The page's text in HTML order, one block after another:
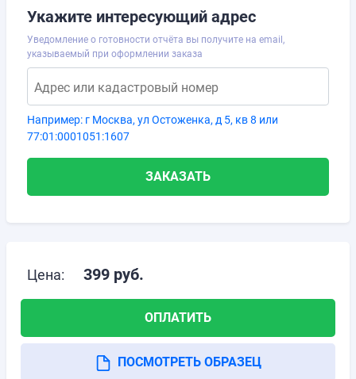
Укажите интересующий адрес
Уведомление о готовности отчёта вы получите на email,
указываемый при оформлении заказа
Адрес или кадастровый номер
Например: г Москва, ул Остоженка, д 5, кв 8 или
77:01:0001051:1607
ЗАКАЗАТЬ
Цена: 399 руб.
ОПЛАТИТЬ
ПОСМОТРЕТЬ ОБРАЗЕЦ